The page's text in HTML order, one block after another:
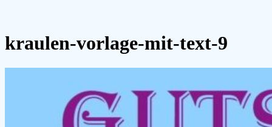
kraulen-vorlage-mit-text-9